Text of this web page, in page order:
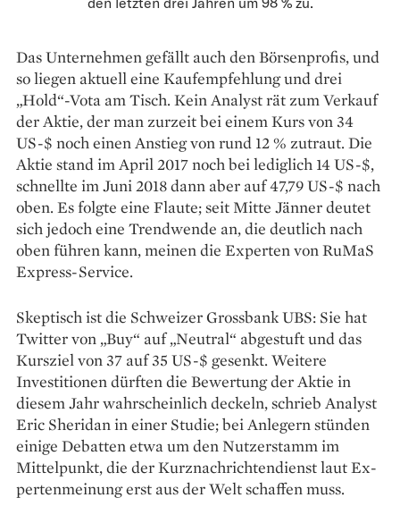
Das Unternehmen gefällt auch den Börsenprofis, und
so liegen aktuell eine Kaufempfehlung und drei
„Hold“-Vota am Tisch. Kein Analyst rät zum Verkauf
der Aktie, der man zurzeit bei einem Kurs von 34
US-$ noch einen Anstieg von rund 12 % zutraut. Die
Aktie stand im ­April 2017 noch bei lediglich 14 US-$,
schnellte im Juni 2018 dann aber auf 47,79 US-$ nach
oben. Es folgte eine Flaute; seit Mitte Jänner deutet
sich jedoch eine Trendwende an, die deutlich nach
oben führen kann, meinen die Experten von RuMaS
Express-Service.
Skeptisch ist die Schweizer Grossbank UBS: Sie hat
Twitter von „Buy“ auf „Neutral“ abgestuft und das
Kursziel von 37 auf 35 US-$ gesenkt. Weitere
Investitionen dürften die Bewertung der Aktie in
diesem Jahr wahrscheinlich deckeln, schrieb Analyst
Eric Sheridan in ­einer Studie; bei Anlegern stünden
einige Debatten etwa um den Nutzerstamm im
Mittelpunkt, die der Kurznachrichtendienst laut Ex­
pertenmeinung erst aus der Welt schaffen muss.